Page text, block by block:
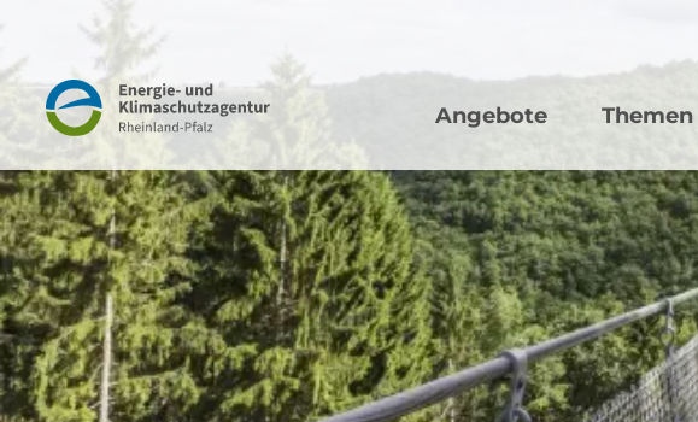
Navigation Hauptnavigation
Angebote Themen